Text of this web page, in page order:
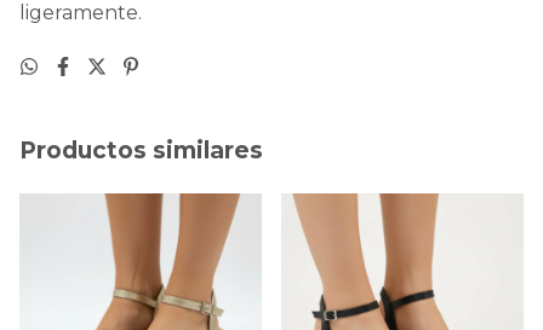
ligeramente.
Productos similares